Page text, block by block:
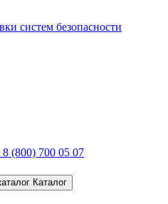
систем безопасности
8 (800) 700 05 07
Каталог